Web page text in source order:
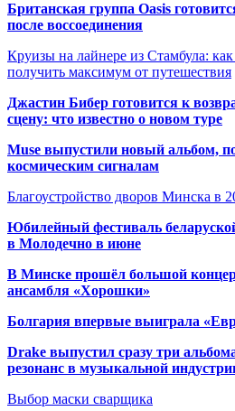
Британская группа Oasis
после воссоединения
Круизы на лайнере из Стамбула:
получить максимум от путешествия
Джастин Бибер готовится к
сцену: что известно о новом туре
Muse выпустили новый альбом,
космическим сигналам
Благоустройство дворов Минска в
Юбилейный фестиваль
в Молодечно в июне
В Минске прошёл большой
ансамбля «Хорошки»
Болгария впервые выиграла
Drake выпустил сразу три
резонанс в музыкальной
Выбор маски сварщика